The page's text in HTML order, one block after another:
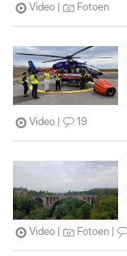
Video Fotoen
Video 19
Video Fotoen